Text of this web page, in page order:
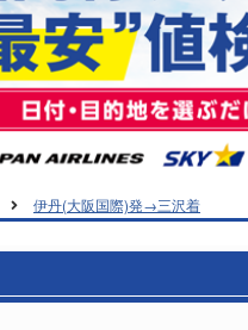
伊丹(大阪国際)発→三沢着